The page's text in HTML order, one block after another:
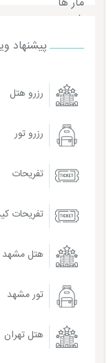
پیشنهاد
رزرو هتل
رزرو تور
تفریحات
تفریحات
هتل مشهد
تور مشهد
هتل تهران